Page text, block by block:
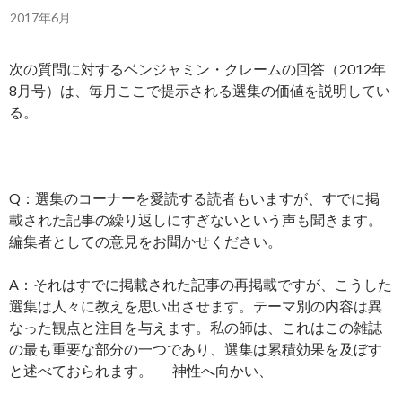
2017年6月
次の質問に対するベンジャミン・クレームの回答（2012年
8月号）は、毎月ここで提示される選集の価値を説明してい
る。
Q：選集のコーナーを愛読する読者もいますが、すでに掲
載された記事の繰り返しにすぎないという声も聞きます。
編集者としての意見をお聞かせください。
A：それはすでに掲載された記事の再掲載ですが、こうした
選集は人々に教えを思い出させます。テーマ別の内容は異
なった観点と注目を与えます。私の師は、これはこの雑誌
の最も重要な部分の一つであり、選集は累積効果を及ぼす
と述べておられます。 神性へ向かい、